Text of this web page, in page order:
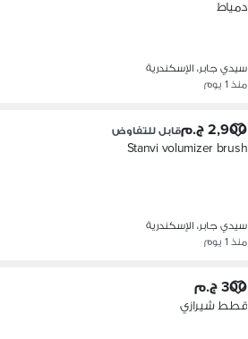
دمياط
سيدي جابر، الإسكندرية
منذ 1 يوم
2,900 ج.م قابل للتفاوض
Stanvi volumizer brush
سيدي جابر، الإسكندرية
منذ 1 يوم
300 ج.م
قطط شيرازي